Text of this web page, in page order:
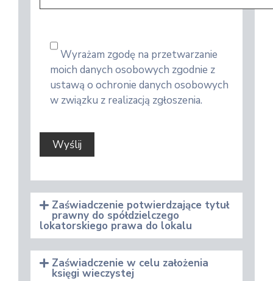
Wyrażam zgodę na przetwarzanie
moich danych osobowych zgodnie z
ustawą o ochronie danych osobowych
w związku z realizacją zgłoszenia.
Zaświadczenie potwierdzające tytuł
prawny do spółdzielczego
lokatorskiego prawa do lokalu
Zaświadczenie w celu założenia
księgi wieczystej